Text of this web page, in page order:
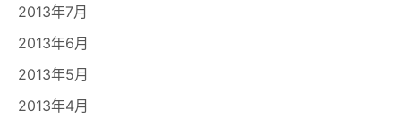
2013年7月
2013年6月
2013年5月
2013年4月